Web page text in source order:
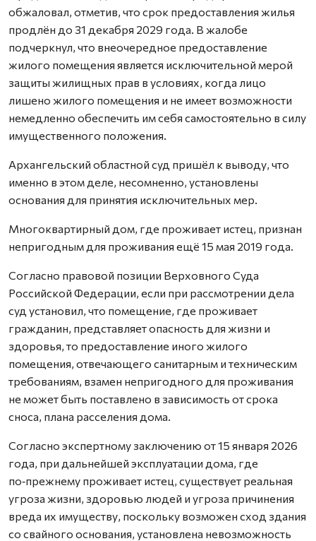
обжаловал, отметив, что срок предоставления жилья
продлён до 31 декабря 2029 года. В жалобе
подчеркнул, что внеочередное предоставление
жилого помещения является исключительной мерой
защиты жилищных прав в условиях, когда лицо
лишено жилого помещения и не имеет возможности
немедленно обеспечить им себя самостоятельно в силу
имущественного положения.
Архангельский областной суд пришёл к выводу, что
именно в этом деле, несомненно, установлены
основания для принятия исключительных мер.
Многоквартирный дом, где проживает истец, признан
непригодным для проживания ещё 15 мая 2019 года.
Согласно правовой позиции Верховного Суда
Российской Федерации, если при рассмотрении дела
суд установил, что помещение, где проживает
гражданин, представляет опасность для жизни и
здоровья, то предоставление иного жилого
помещения, отвечающего санитарным и техническим
требованиям, взамен непригодного для проживания
не может быть поставлено в зависимость от срока
сноса, плана расселения дома.
Согласно экспертному заключению от 15 января 2026
года, при дальнейшей эксплуатации дома, где
по‑прежнему проживает истец, существует реальная
угроза жизни, здоровью людей и угроза причинения
вреда их имуществу, поскольку возможен сход здания
со свайного основания, установлена невозможность